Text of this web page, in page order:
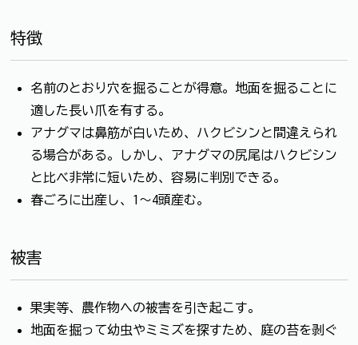
特徴
名前のとおり穴を掘ることが得意。地面を掘ることに
適した長い爪を有する。
アナグマは鼻筋が白いため、ハクビシンと間違えられ
る場合がある。しかし、アナグマの尻尾はハクビシン
と比べ非常に短いため、容易に判別できる。
春ごろに出産し、1～4頭産む。
被害
果実等、農作物への被害を引き起こす。
地面を掘って幼虫やミミズを探すため、庭の苔を剥ぐ